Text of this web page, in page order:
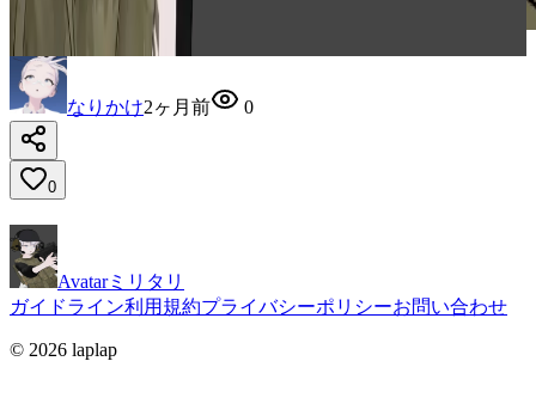
なりかけ2ヶ月前 0
0
Avatarミリタリ
ガイドライン利用規約プライバシーポリシーお問い合わせ
© 2026 laplap